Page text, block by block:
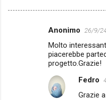
Anonimo 26/9/
Molto
piacerebbe
progetto.Grazie!
Fedro
Grazie